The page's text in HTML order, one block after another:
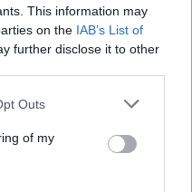
This information may
on the IAB’s List of
further disclose it to other
Outs
of my
a
a nagy kérdést:
holografikus kamerát és